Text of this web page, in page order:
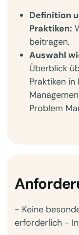
Definition
Praktiken:
beitragen.
Auswahl
Überblick
Praktiken in
Problem
- Keine
erforderlich -